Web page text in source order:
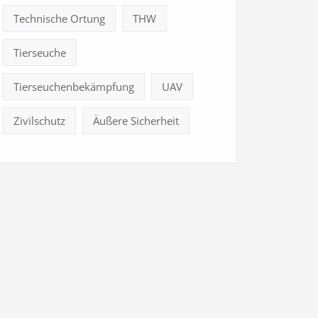
Technische Ortung THW
Tierseuche
Tierseuchenbekämpfung UAV
Zivilschutz Äußere Sicherheit